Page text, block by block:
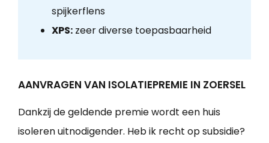
spijkerflens
XPS:zeer diverse toepasbaarheid
AANVRAGEN VAN ISOLATIEPREMIE IN ZOERSEL
Dankzij de geldende premie wordt een huis
isoleren uitnodigender. Heb ik recht op subsidie?